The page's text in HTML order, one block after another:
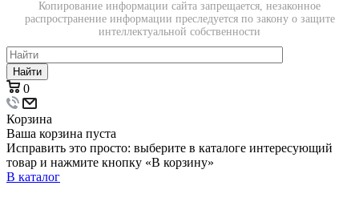
Копирование информации сайта запрещается, незаконное
распространение информации преследуется по закону о защите
интеллектуальной собственности
Найти
0
Корзина
Ваша корзина пуста
Исправить это просто: выберите в каталоге интересующий
товар и нажмите кнопку «В корзину»
В каталог